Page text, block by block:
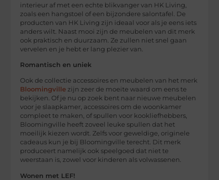
interieur af met een echte blikvanger van HK Living,
zoals een hangstoel of een bijzondere salontafel. De
producten van HK Living zijn ideaal voor als je eens iets
anders wilt. Naast mooi zijn de meubelen van dit merk
ook praktisch en duurzaam. Ze zullen niet snel gaan
vervelen en je hebt er lang plezier van.
Romantisch en uniek
Ook de collectie accessoires en meubelen van het merk
Bloomingville zijn zeer de moeite waard om eens te
bekijken. Of je nu op zoek bent naar nieuwe meubelen
voor je slaapkamer, accessoires om de woonkamer
compleet te maken, of spullen voor kookliefhebbers,
Bloomingville heeft zoveel leuke spullen dat het
moeilijk kiezen wordt. Zelfs voor geweldige, originele
cadeaus kun je bij Bloomingville terecht. Dit merk
produceert namelijk ook speelgoed dat niet te
weerstaan is, zowel voor kinderen als volwassenen.
Wonen met LEF!